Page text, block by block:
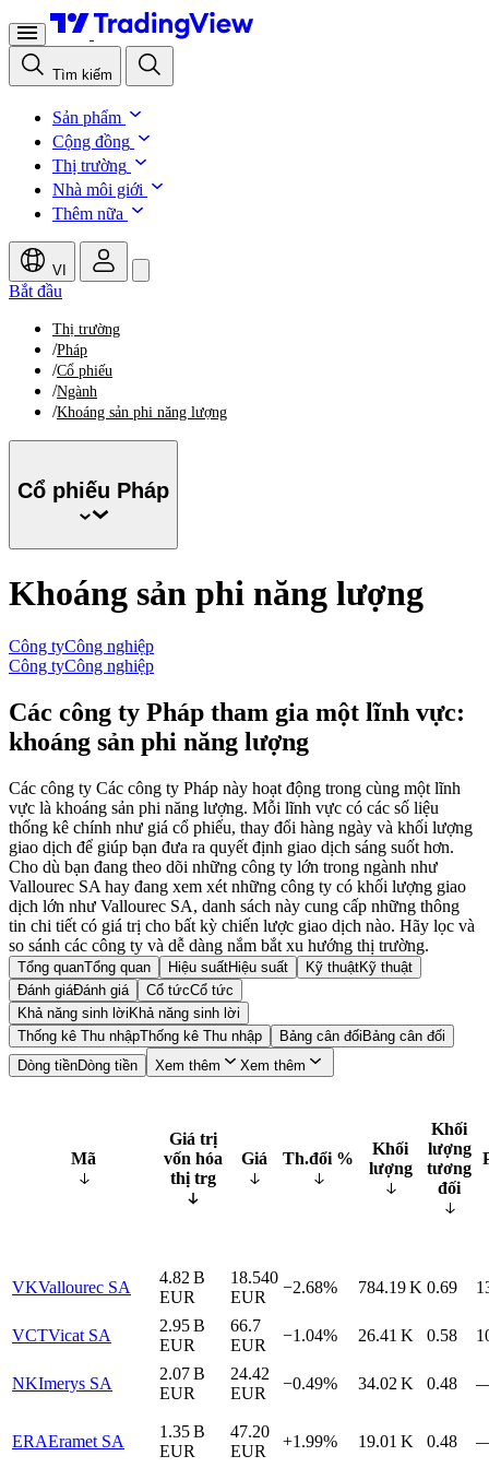
Tìm kiếm
Sản phẩm
Cộng đồng
Thị trường
Nhà môi giới
Thêm nữa
VI
Bắt đầu
Thị trường
/Pháp
/Cổ phiếu
/Ngành
/Khoáng sản phi năng lượng
Cổ phiếu Pháp
Khoáng sản phi năng lượng
Công tyCông nghiệp
Công tyCông nghiệp
Các công ty Pháp tham gia một lĩnh vực:
khoáng sản phi năng lượng
Các công ty Các công ty Pháp này hoạt động trong cùng một lĩnh
vực là khoáng sản phi năng lượng. Mỗi lĩnh vực có các số liệu
thống kê chính như giá cổ phiếu, thay đổi hàng ngày và khối lượng
giao dịch để giúp bạn đưa ra quyết định giao dịch sáng suốt hơn.
Cho dù bạn đang theo dõi những công ty lớn trong ngành như
Vallourec SA hay đang xem xét những công ty có khối lượng giao
dịch lớn như Vallourec SA, danh sách này cung cấp những thông
tin chi tiết có giá trị cho bất kỳ chiến lược giao dịch nào. Hãy lọc và
so sánh các công ty và dễ dàng nắm bắt xu hướng thị trường.
Tổng quanTổng quan Hiệu suấtHiệu suất Kỹ thuậtKỹ thuật
Đánh giáĐánh giá Cổ tứcCổ tức
Khả năng sinh lời Khả năng sinh lời
Thống kê Thu nhậpThống kê Thu nhập Bảng cân đối Bảng cân đối
Dòng tiềnDòng tiền Xem thêm Xem thêm
Mã
Giá trị
vốn hóa
thị trg
Giá Th.đổi %
Khối
lượng
Khối
lượng
tương
đối
VKVallourec SA
4.82 B
EUR
18.540
EUR
−2.68% 784.19 K 0.69
VCTVicat SA
2.95 B
EUR
66.7
EUR
−1.04% 26.41 K 0.58
NKImerys SA
2.07 B
EUR
24.42
EUR
−0.49% 34.02 K 0.48
ERAEramet SA
1.35 B
EUR
47.20
EUR
+1.99% 19.01 K 0.48